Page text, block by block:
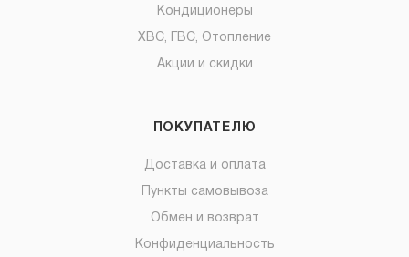
Кондиционеры
ХВС, ГВС, Отопление
Акции и скидки
ПОКУПАТЕЛЮ
Доставка и оплата
Пункты самовывоза
Обмен и возврат
Конфиденциальность